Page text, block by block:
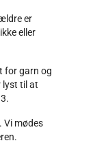
er
eller
for garn og
lyst til at
Vi mødes